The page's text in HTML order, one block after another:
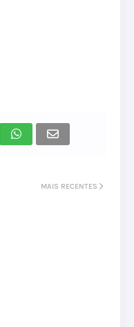
MAIS RECENTES